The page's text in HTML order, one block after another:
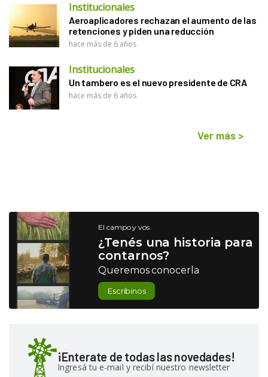
Institucionales
Aeroaplicadores rechazan el aumento de las
retenciones y piden una reducción
hace más de 6 años
Institucionales
Un tambero es el nuevo presidente de CRA
hace más de 6 años
Ver más >
El campo y vos
¿Tenés una historia para
contarnos?
Queremos conocerla
Escribinos
¡Enterate de todas las novedades!
Ingresá tu e-mail y recibí nuestro newsletter